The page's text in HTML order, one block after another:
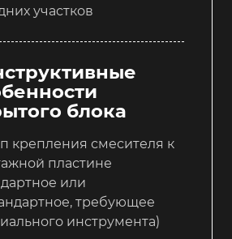
участков
блока
крепления смесителя к
пластине
или
требующее
инструмента)